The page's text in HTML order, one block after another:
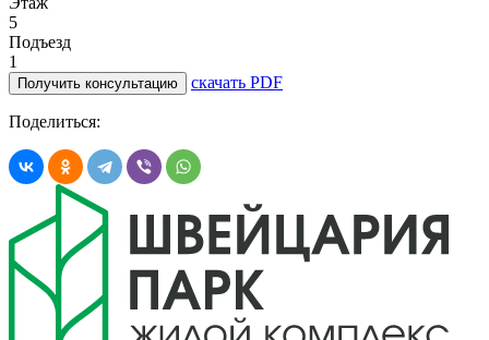
5
Подъезд
1
Получить консультацию скачать PDF
Поделиться: